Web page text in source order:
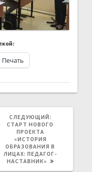
Печать
СЛЕДУЮЩИЙ:
ЗАПИСЬ:
СТАРТ НОВОГО
ПРОЕКТА
«ИСТОРИЯ
ОБРАЗОВАНИЯ В
ЛИЦАХ: ПЕДАГОГ-
НАСТАВНИК»